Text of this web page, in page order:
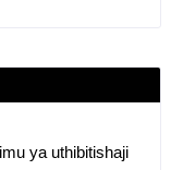
ya uthibitishaji